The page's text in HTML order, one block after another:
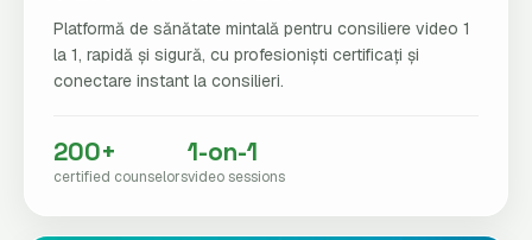
Platformă de sănătate mintală pentru consiliere video 1
la 1, rapidă și sigură, cu profesioniști certificați și
conectare instant la consilieri.
200+
certified counselors
1-on-1
video sessions